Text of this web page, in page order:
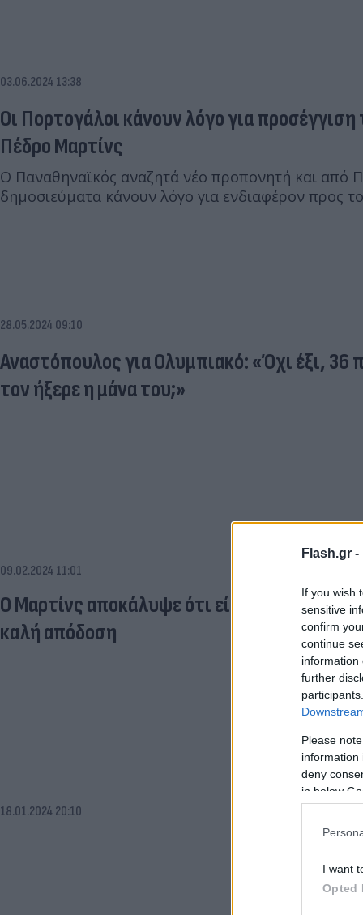
Flash.gr -
If you wish
sensitive
confirm
continue
information
further
Please
information
deny
in below
I want
Opted
03.06.2024 13:38
Οι Πορτογάλοι κάνουν λόγο για
Πέδρο Μαρτίνς
Ο Παναθηναϊκός αναζητά νέο προπονητή και από
δημοσιεύματα κάνουν λόγο για ενδιαφέρον προς
28.05.2024 09:10
Αναστόπουλος για Ολυμπιακό: «Όχι έξι, 36
τον ήξερε η μάνα του;»
09.02.2024 11:01
Ο Μαρτίνς αποκάλυψε ότι είχε ζητηθεί σε
καλή απόδοση
18.01.2024 20:10